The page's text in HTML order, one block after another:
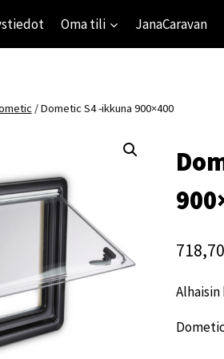
Oma tili JanaCaravan
/Dometic S4 -ikkuna 900×400
718,70
Alhaisin